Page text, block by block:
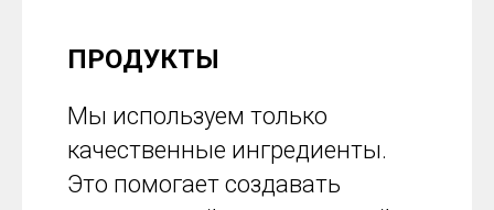
ПРОДУКТЫ
Мы используем только
качественные ингредиенты.
Это помогает создавать